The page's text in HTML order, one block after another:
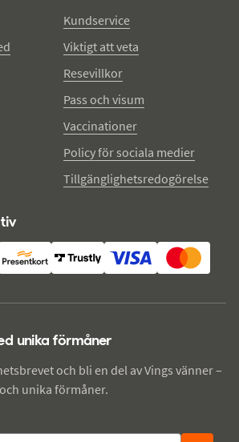
Kundservice
Viktigt att veta
Resevillkor
Pass och visum
Vaccinationer
Policy för sociala medier
Tillgänglighetsredogörelse
unika förmåner
och bli en del av Vings vänner –
unika förmåner.